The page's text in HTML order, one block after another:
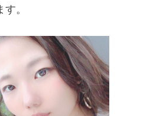
。